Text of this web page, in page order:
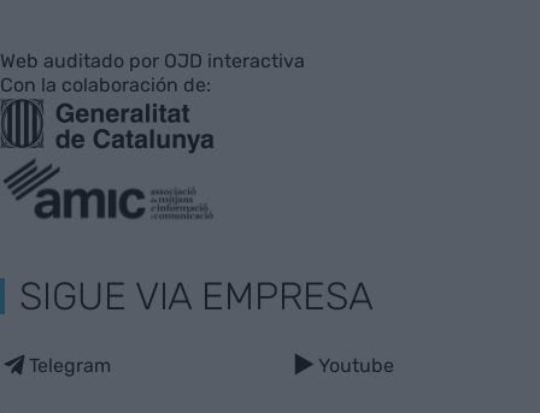
Web auditado por OJD interactiva
Con la colaboración de:
SIGUE VIA EMPRESA
Telegram Youtube